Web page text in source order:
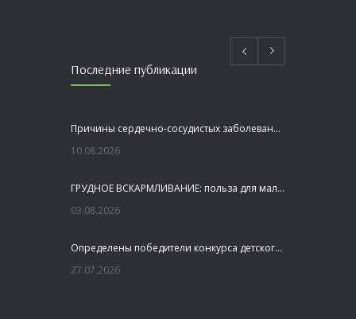
Последние публикации
Причины сердечно-сосудистых заболеваний
10.08.2026
ГРУДНОЕ ВСКАРМЛИВАНИЕ: польза для малыша и мамы
03.08.2026
Определены победители конкурса детского рисунка «Я шагаю по Оренбуржью»
27.07.2026